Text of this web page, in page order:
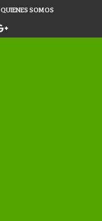
QUIENES SOMOS